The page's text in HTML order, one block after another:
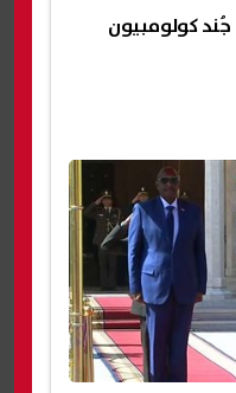
جُند كولومبيون